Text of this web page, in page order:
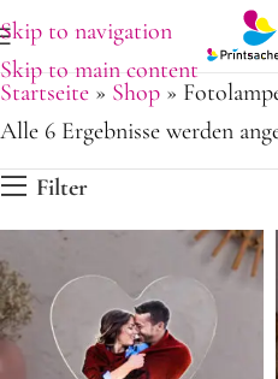
Skip to navigation
Skip to main content
Startseite » Shop »
Alle 6 Ergebnisse werden
Filter